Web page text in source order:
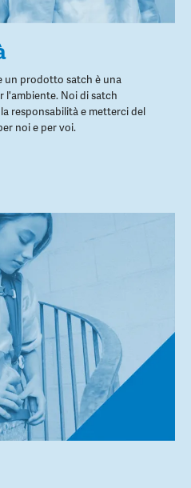
un prodotto satch è una
l'ambiente. Noi di satch
responsabilità e metterci del
noi e per voi.